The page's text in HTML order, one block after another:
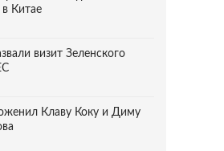
Китае
визит Зеленского
Клаву Коку и Диму